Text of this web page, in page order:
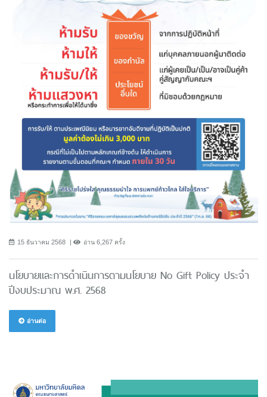
15 ธันวาคม 2568 อ่าน 6,267 ครั้ง
นโยบายและการดำเนินการตามนโยบาย No Gift Policy ประจำ
ปีงบประมาณ พ.ศ. 2568
อ่านต่อ